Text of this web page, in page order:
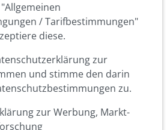
/ Tarifbestimmungen"
diese.
zur
und stimme den darin
zu.
zur Werbung, Markt-